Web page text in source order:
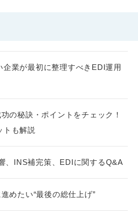
企業が最初に整理すべきEDI運用
の秘訣・ポイントをチェック！
トも解説
、INS補完策、EDIに関するQ&A
めたい“最後の総仕上げ”